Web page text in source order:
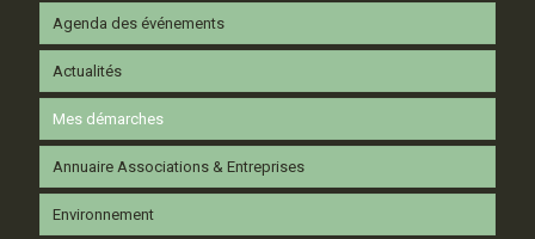
Agenda des événements
Actualités
Mes démarches
Annuaire Associations & Entreprises
Environnement